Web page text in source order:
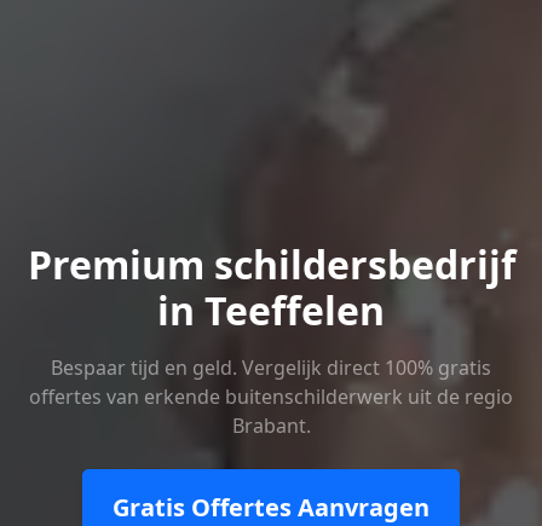
Premium schildersbedrijf
in Teeffelen
Bespaar tijd en geld. Vergelijk direct 100% gratis
offertes van erkende buitenschilderwerk uit de regio
Brabant.
Gratis Offertes Aanvragen